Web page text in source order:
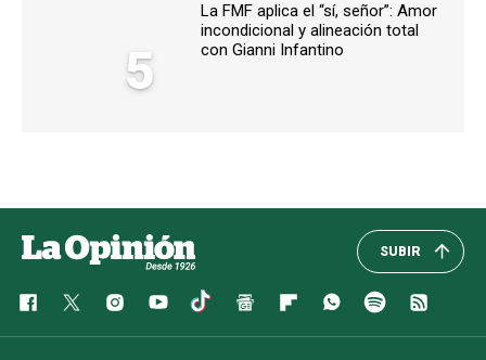
5
La FMF aplica el “sí, señor”: Amor
incondicional y alineación total
con Gianni Infantino
SUBIR